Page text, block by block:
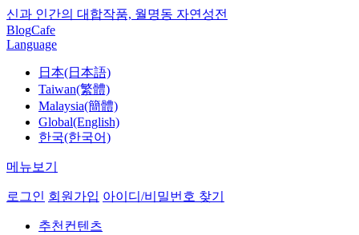
신과 인간의 대합작품, 월명동 자연성전
BlogCafe
Language
日本(日本語)
Taiwan(繁體)
Malaysia(簡體)
Global(English)
한국(한국어)
메뉴보기
로그인 회원가입 아이디/비밀번호 찾기
추천컨텐츠